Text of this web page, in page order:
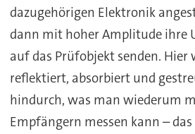
dazugehörigen Elektronik
dann mit hoher Amplitude ihre
auf das Prüfobjekt senden. Hier
reflektiert, absorbiert und
hindurch, was man wiederum
Empfängern messen kann –